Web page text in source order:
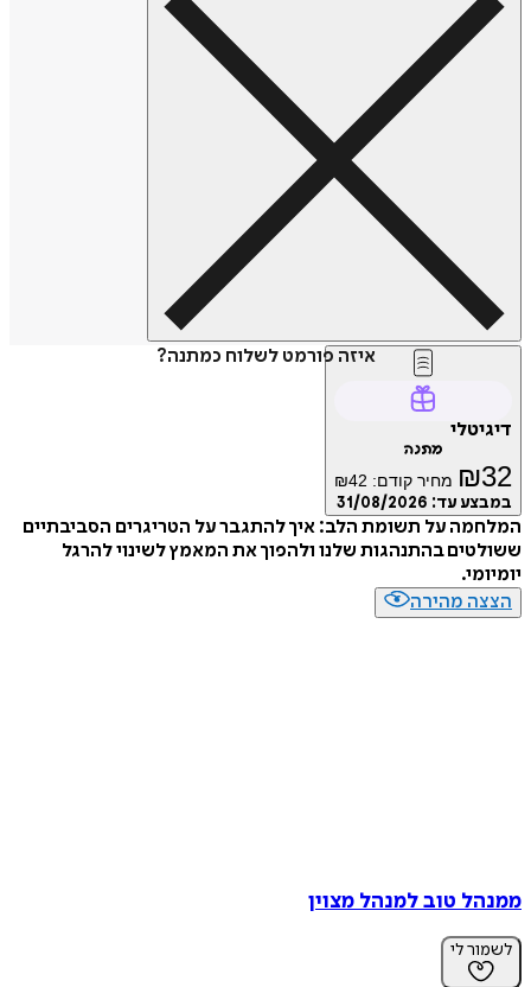
איזה פורמט לשלוח כמתנה?
דיגיטלי
מתנה
₪32 מחיר קודם: ₪42
במבצע עד: 31/08/2026
המלחמה על תשומת הלב: איך להתגבר על הטריגרים הסביבתיים
ששולטים בהתנהגות שלנו ולהפוך את המאמץ לשינוי להרגל
יומיומי.
הצצה מהירה
ממנהל טוב למנהל מצוין
לשמור לי